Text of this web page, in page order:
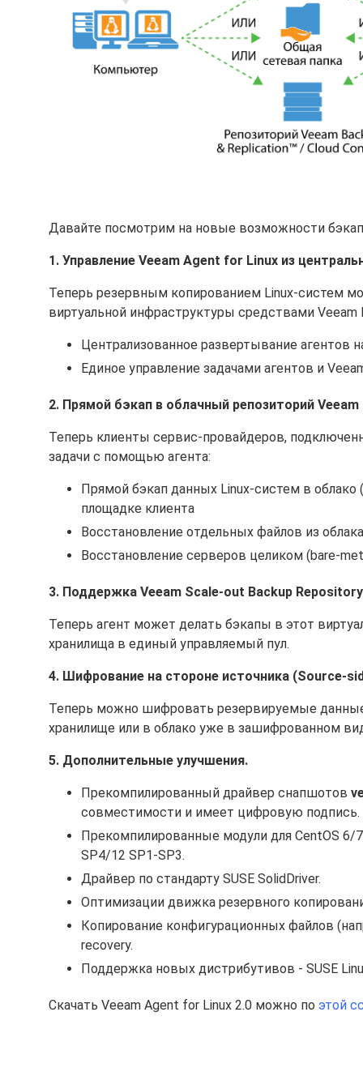
Давайте посмотрим на новые возможности
1. Управление Veeam Agent for Linux из
Теперь резервным копированием Linux-систем
виртуальной инфраструктуры средствами
Централизованное развертывание агентов
Единое управление задачами агентов и
2. Прямой бэкап в облачный репозиторий
Теперь клиенты сервис-провайдеров,
задачи с помощью агента:
Прямой бэкап данных Linux-систем в облако
площадке клиента
Восстановление отдельных файлов из
Восстановление серверов целиком (bare-
3. Поддержка Veeam Scale-out Backup
Теперь агент может делать бэкапы в этот
хранилища в единый управляемый пул.
4. Шифрование на стороне источника (Source-
Теперь можно шифровать резервируемые
хранилище или в облако уже в зашифрованном
5. Дополнительные улучшения.
Прекомпилированный драйвер снапшотов
совместимости и имеет цифровую подпись.
Прекомпилированные модули для CentOS 6/
SP4/12 SP1-SP3.
Драйвер по стандарту SUSE SolidDriver.
Оптимизации движка резервного
Копирование конфигурационных файлов
recovery.
Поддержка новых дистрибутивов - SUSE
Скачать Veeam Agent for Linux 2.0 можно по этой